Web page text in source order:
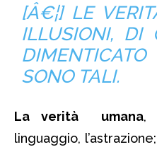
[Â€¦] LE
ILLUSIONI, DI
SONO TALI.
La verità umana,
linguaggio,